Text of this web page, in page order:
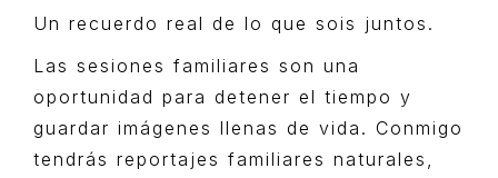
Un recuerdo real de lo que sois juntos.
Las sesiones familiares son una
oportunidad para detener el tiempo y
guardar imágenes llenas de vida. Conmigo
tendrás reportajes familiares naturales,